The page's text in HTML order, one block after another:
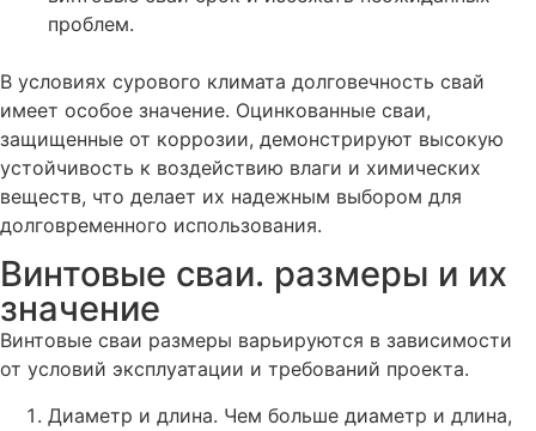
проблем.
В условиях сурового климата долговечность свай
имеет особое значение. Оцинкованные сваи,
защищенные от коррозии, демонстрируют высокую
устойчивость к воздействию влаги и химических
веществ, что делает их надежным выбором для
долговременного использования​.
Винтовые сваи. размеры и их
значение
Винтовые сваи размеры варьируются в зависимости
от условий эксплуатации и требований проекта.
Диаметр и длина. Чем больше диаметр и длина,